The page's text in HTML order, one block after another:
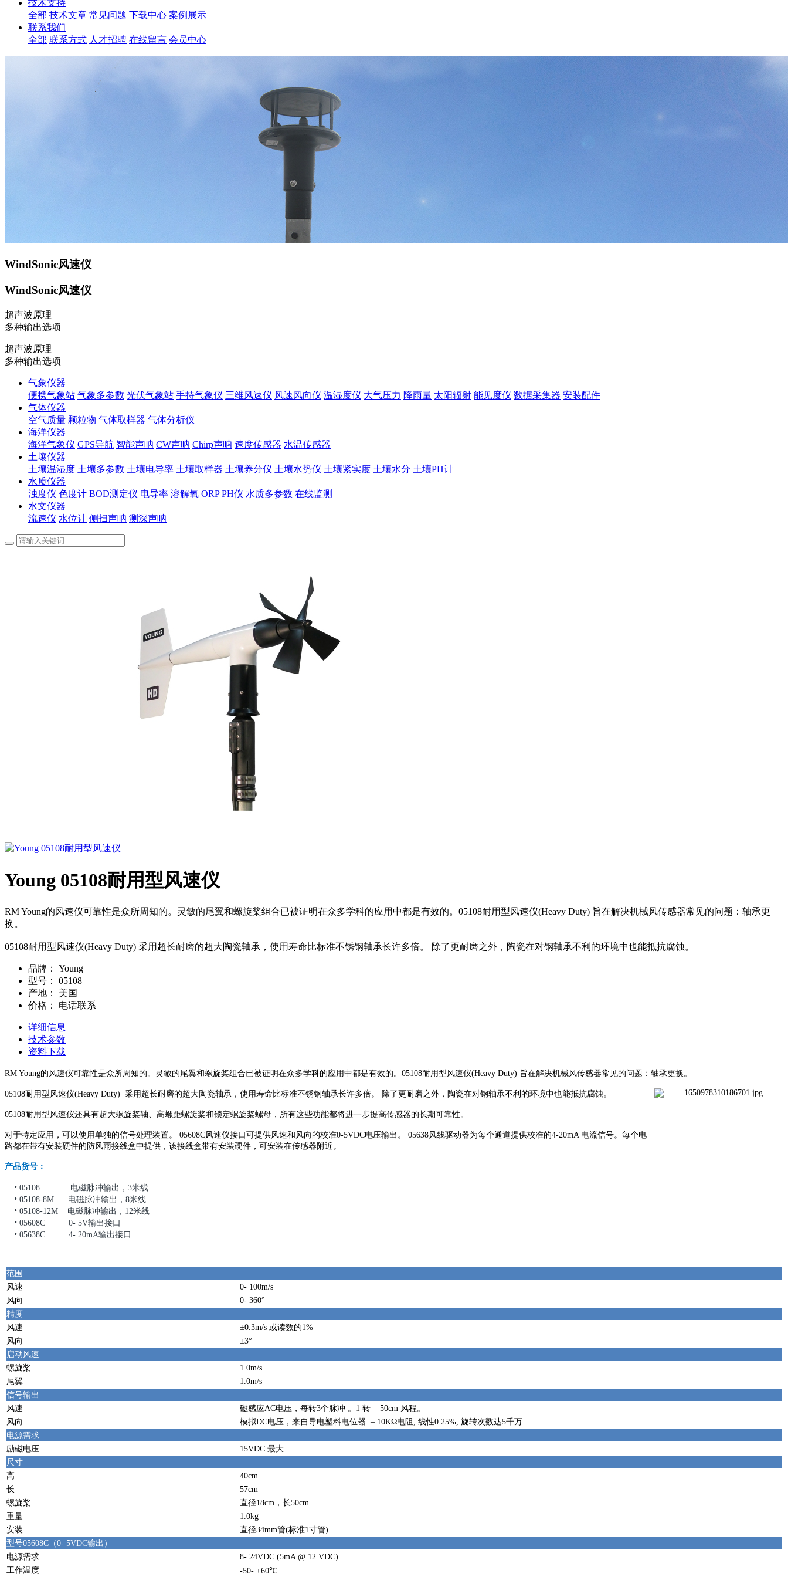
技术支持
全部 技术文章 常见问题 下载中心 案例展示
联系我们
全部 联系方式 人才招聘 在线留言 会员中心
WindSonic风速仪
WindSonic风速仪
超声波原理
多种输出选项
超声波原理
多种输出选项
气象仪器
便携气象站 气象多参数 光伏气象站 手持气象仪 三维风速仪 风速风向仪 温湿度仪 大气压力 降雨量 太阳辐射 能见度仪 数据采集器 安装配件
气体仪器
空气质量 颗粒物 气体取样器 气体分析仪
海洋仪器
海洋气象仪 GPS导航 智能声呐 CW声呐 Chirp声呐 速度传感器 水温传感器
土壤仪器
土壤温湿度 土壤多参数 土壤电导率 土壤取样器 土壤养分仪 土壤水势仪 土壤紧实度 土壤水分 土壤PH计
水质仪器
浊度仪 色度计 BOD测定仪 电导率 溶解氧 ORP PH仪 水质多参数 在线监测
水文仪器
流速仪 水位计 侧扫声呐 测深声呐
Young 05108耐用型风速仪
RM Young的风速仪可靠性是众所周知的。灵敏的尾翼和螺旋桨组合已被证明在众多学科的应用中都是有效的。05108耐用型风速仪(Heavy Duty) 旨在解决机械风传感器常见的问题：轴承更
换。
05108耐用型风速仪(Heavy Duty) 采用超长耐磨的超大陶瓷轴承，使用寿命比标准不锈钢轴承长许多倍。 除了更耐磨之外，陶瓷在对钢轴承不利的环境中也能抵抗腐蚀。
品牌：
Young
型号：
05108
产地：
美国
价格：
电话联系
详细信息
技术参数
资料下载
RM Young的风速仪可靠性是众所周知的。灵敏的尾翼和螺旋桨组合已被证明在众多学科的应用中都是有效的。05108耐用型风速仪(Heavy Duty) 旨在解决机械风传感器常见的问题：轴承更换。
05108耐用型风速仪(Heavy Duty) 采用超长耐磨的超大陶瓷轴承，使用寿命比标准不锈钢轴承长许多倍。 除了更耐磨之外，陶瓷在对钢轴承不利的环境中也能抵抗腐蚀。
05108耐用型风速仪还具有超大螺旋桨轴、高螺距螺旋桨和锁定螺旋桨螺母，所有这些功能都将进一步提高传感器的长期可靠性。
对于特定应用，可以使用单独的信号处理装置。 05608C风速仪接口可提供风速和风向的校准0-5VDC电压输出。 05638风线驱动器为每个通道提供校准的4-20mA 电流信号。每个电
路都在带有安装硬件的防风雨接线盒中提供，该接线盒带有安装硬件，可安装在传感器附近。
产品货号：
• 05108 电磁脉冲输出，3米线
• 05108-8M 电磁脉冲输出，8米线
• 05108-12M 电磁脉冲输出，12米线
• 05608C 0- 5V输出接口
• 05638C 4- 20mA输出接口
范围
风速
0- 100m/s
风向
0- 360°
精度
风速
±0.3m/s 或读数的1%
风向
±3°
启动风速
螺旋桨
1.0m/s
尾翼
1.0m/s
信号输出
风速
磁感应AC电压，每转3个脉冲 。1 转 = 50cm 风程。
风向
模拟DC电压，来自导电塑料电位器 – 10KΩ电阻, 线性0.25%, 旋转次数达5千万
电源需求
励磁电压
15VDC 最大
尺寸
高
40cm
长
57cm
螺旋桨
直径18cm，长50cm
重量
1.0kg
安装
直径34mm管(标准1寸管)
型号05608C（0- 5VDC输出）
电源需求
8- 24VDC (5mA @ 12 VDC)
工作温度
-50- +60℃